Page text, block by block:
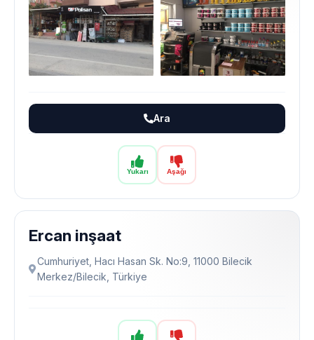
Yukarı Aşağı
Ara
Ercan inşaat
Cumhuriyet, Hacı Hasan Sk. No:9, 11000 Bilecik
Merkez/Bilecik, Türkiye